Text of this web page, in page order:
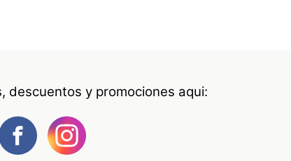
descuentos y promociones aqui: